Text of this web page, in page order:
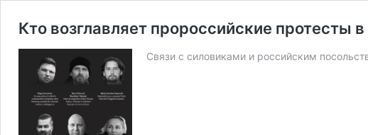
Кто возглавляет пророссийские протесты
Связи с силовиками и российским